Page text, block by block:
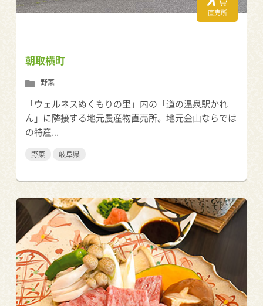
直売所
朝取横町
野菜
「ウェルネスぬくもりの里」内の「道の温泉駅かれ
ん」に隣接する地元農産物直売所。地元金山ならでは
の特産...
野菜 岐阜県